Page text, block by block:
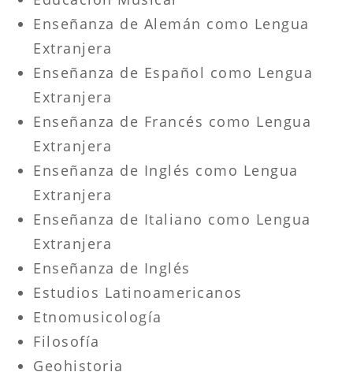
Enseñanza de Alemán como Lengua
Extranjera
Enseñanza de Español como Lengua
Extranjera
Enseñanza de Francés como Lengua
Extranjera
Enseñanza de Inglés como Lengua
Extranjera
Enseñanza de Italiano como Lengua
Extranjera
Enseñanza de Inglés
Estudios Latinoamericanos
Etnomusicología
Filosofía
Geohistoria